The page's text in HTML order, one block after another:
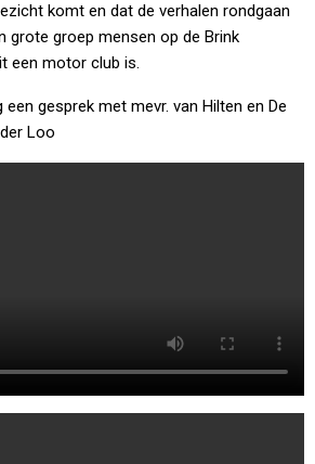
komt en dat de verhalen rondgaan
grote groep mensen op de Brink
een motor club is.
gesprek met mevr. van Hilten en De
Loo